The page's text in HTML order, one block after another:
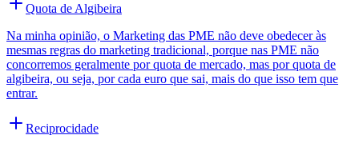
Quota de Algibeira
Na minha opinião, o Marketing das PME não deve obedecer às
mesmas regras do marketing tradicional, porque nas PME não
concorremos geralmente por quota de mercado, mas por quota de
algibeira, ou seja, por cada euro que sai, mais do que isso tem que
entrar.
Reciprocidade